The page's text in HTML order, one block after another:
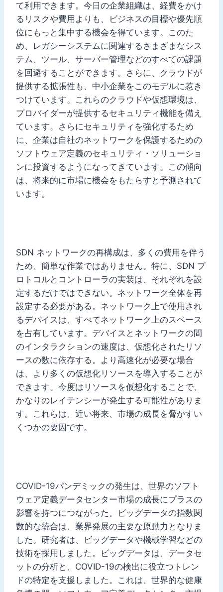
て利用できます。今日の企業組織は、経費をかけ
るリスクや費用よりも、ビジネスの目標や優先順
位にもっと集中する機会を得ています。このた
め、レガシーシステムに関連するさまざまなシス
テム、ツール、サーバー管理などのすべての課題
を回避することができます。さらに、クラウドが
提供する拡張性も、中小企業をこのモデルに惹き
つけています。これらのクラウドや仮想環境は、
プロバイダーが提供するセキュリティ機能を備え
ています。さらにセキュリティを強化するため
に、企業は自社のネットワークを保護するための
ソフトウェア定義のセキュリティ・ソリューショ
ンに投資するようになってきています。この傾向
は、将来的に市場に機会をもたらすと予測されて
います。
SDN ネットワークの再構成は、多くの費用を伴う
ため、簡単な作業ではありません。特に、SDN プ
ロトコルとコントローラの実装は、それぞれを設
定するだけではできない。ネットワーク全体を再
設定する必要がある。ネットワーク上で使用され
るデバイスは、すべてネットワーク上のスペース
を占有しています。デバイスとネットワークの間
のインタラクションの速度は、仮想化されたリソ
ースの数に依存する。より高速化が必要な場合
は、より多くの仮想化リソースを導入することが
できます。今度はリソースを仮想化することで、
かなりのレイテンシーが発生する可能性がありま
す。これらは、近い将来、市場の成長を脅かすい
くつかの要因です。
COVID-19パンデミックの発生は、世界のソフト
ウェア定義データセンター市場の成長にプラスの
影響を持つにつながった。ビッグデータの指数関
数的な統合は、業界発展の主要な原動力となりま
した。研究者は、ビッグデータや機械学習などの
技術を採用しました。ビッグデータは、データセ
ットの分析と、COVID-19の検出に役立つトレン
ドの特定を支援しました。これは、世界的な健康